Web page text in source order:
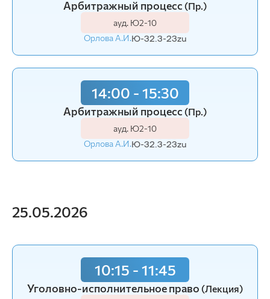
Арбитражный процесс (Пр.)
ауд. Ю2-10
Орлова А.И.Ю-32.3-23zu
14:00 - 15:30
Арбитражный процесс (Пр.)
ауд. Ю2-10
Орлова А.И.Ю-32.3-23zu
25.05.2026
10:15 - 11:45
Уголовно-исполнительное право (Лекция)